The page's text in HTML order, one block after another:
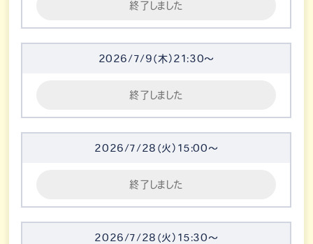
終了しました
2026/7/9（木）21:30～
終了しました
2026/7/28（火）15:00～
終了しました
2026/7/28（火）15:30～